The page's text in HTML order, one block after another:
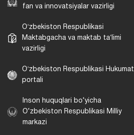
fan va innovatsiyalar vazirligi
Oʻzbekiston Respublikasi
Maktabgacha va maktab taʼlimi
vazirligi
Oʻzbekiston Respublikasi Hukumat
portali
Inson huquqlari bo‘yicha
O‘zbekiston Respublikasi Milliy
markazi